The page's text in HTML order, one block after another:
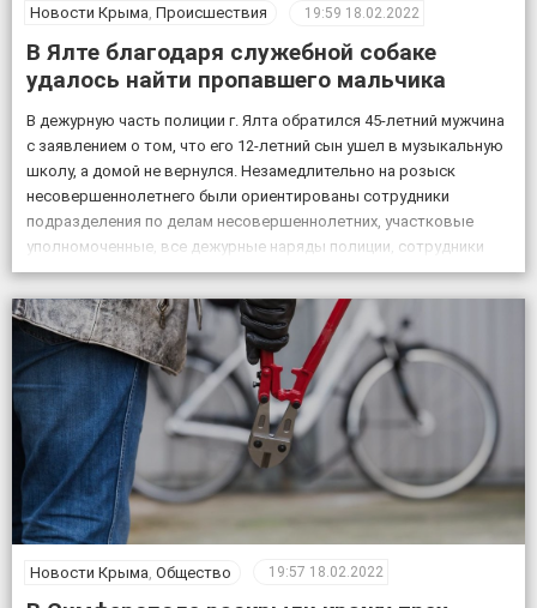
Новости Крыма, Происшествия 19:59 18.02.2022
В Ялте благодаря служебной собаке
удалось найти пропавшего мальчика
В дежурную часть полиции г. Ялта обратился 45-летний мужчина
с заявлением о том, что его 12-летний сын ушел в музыкальную
школу, а домой не вернулся. Незамедлительно на розыск
несовершеннолетнего были ориентированы сотрудники
подразделения по делам несовершеннолетних, участковые
уполномоченные, все дежурные наряды полиции, сотрудники
патрульной постовой службы, ГИБДД, уголовного розыска.
Также к поисковым мероприятиям привлекли кинолога […]
Новости Крыма Общество 19:57 18.02.2022